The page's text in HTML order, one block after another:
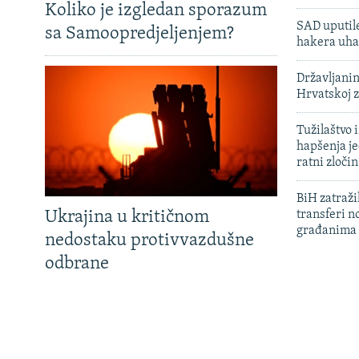
Koliko je izgledan sporazum
sa Samoopredjeljenjem?
Ukrajina u kritičnom
nedostaku protivvazdušne
odbrane
SAD
hakera
Hrvatskoj
Tužilaštvo
hapšenja
ratni zločin
BiH
transferi
građanima